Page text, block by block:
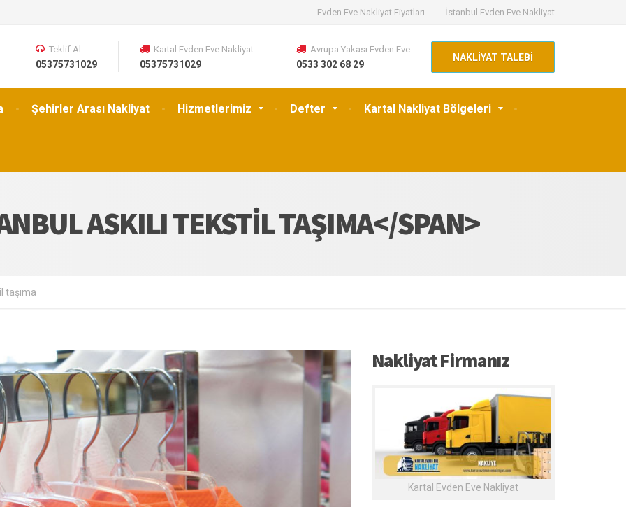
Evden Eve Nakliyat Fiyatları İstanbul Evden Eve Nakliyat
Şehirler Arası Nakliyat Hizmetlerimiz Defter Kartal Nakliyat Bölgeleri
Teklif Al
05375731029
Kartal Evden Eve Nakliyat
05375731029
Avrupa Yakası Evden Eve
0533 302 68 29
NAKLİYAT TALEBİ
ASKILI TEKSTIL TAŞIMA</SPAN>
taşıma
Nakliyat Firmanız
Kartal Evden Eve Nakliyat